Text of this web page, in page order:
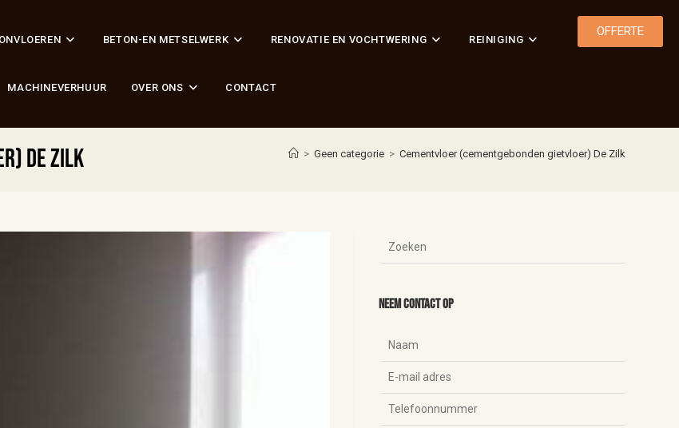
BETON-EN METSELWERK RENOVATIE EN VOCHTWERING REINIGING
MACHINEVERHUUR OVER ONS CONTACT
OFFERTE
De Zilk > Geen categorie > Cementvloer (cementgebonden gietvloer) De Zilk
Neem contact op